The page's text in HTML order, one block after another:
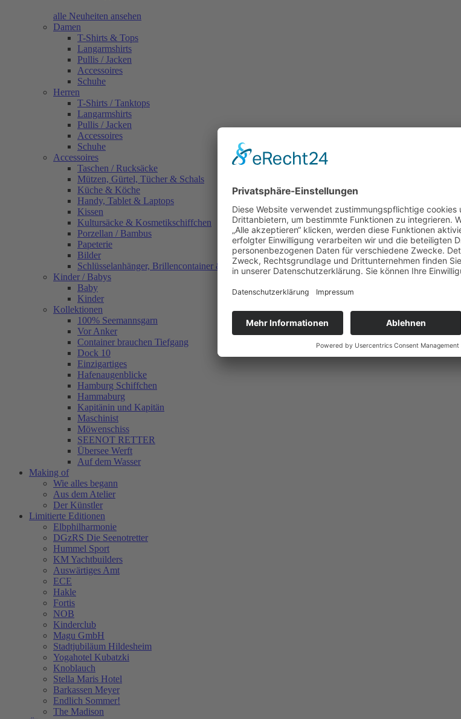
alle Neuheiten ansehen
Damen
T-Shirts & Tops
Langarmshirts
Pullis / Jacken
Accessoires
Schuhe
Herren
T-Shirts / Tanktops
Langarmshirts
Pullis / Jacken
Accessoires
Schuhe
Accessoires
Taschen / Rucksäcke
Mützen, Gürtel, Tücher & Schals
Küche & Köche
Handy, Tablet & Laptops
Kissen
Kultursäcke & Kosmetikschiffchen
Porzellan / Bambus
Papeterie
Bilder
Schlüsselanhänger, Brillencontainer & mehr
Kinder / Babys
Baby
Kinder
Kollektionen
100% Seemannsgarn
Vor Anker
Container brauchen Tiefgang
Dock 10
Einzigartiges
Hafenaugen­blicke
Hamburg Schiffchen
Hammaburg
Kapitänin und Kapitän
Maschinist
Möwenschiss
SEENOT RETTER
Übersee Werft
Auf dem Wasser
Making of
Wie alles begann
Aus dem Atelier
Der Künstler
Limitierte Editionen
Elbphilharmonie
DGzRS Die Seenotretter
Hummel Sport
KM Yachtbuilders
Auswärtiges Amt
ECE
Hakle
Fortis
NOB
Kinderclub
Magu GmbH
Stadtjubiläum Hildesheim
Yogahotel Kubatzki
Knoblauch
Stella Maris Hotel
Barkassen Meyer
Endlich Sommer!
The Madison